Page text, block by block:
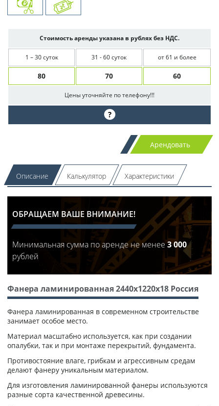
Стоимость аренды указана в рублях без НДС.
1 – 30 суток 31 - 60 суток от 61 и более
80 70 60
Цены уточняйте по телефону!!!
?
Арендовать
Описание Калькулятор Характеристики
ОБРАЩАЕМ ВАШЕ ВНИМАНИЕ!
Минимальная сумма по аренде не менее3 000
рублей
Фанера ламинированная 2440х1220х18 Россия
Фанера ламинированная в современном строительстве
занимает особое место.
Материал масштабно используется, как при создании
опалубки, так и при монтаже перекрытий, фундамента.
Противостояние влаге, грибкам и агрессивным средам
делают фанеру уникальным материалом.
Для изготовления ламинированной фанеры используются
разные сорта качественной древесины.